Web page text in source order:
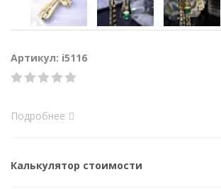
Артикул: i5116
Подробнее
Калькулятор стоимости